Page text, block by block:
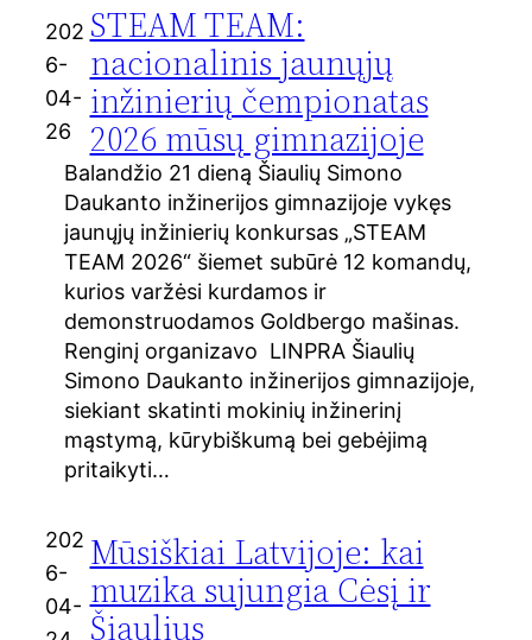
202
6-
04-
26
STEAM TEAM:
nacionalinis jaunųjų
inžinierių čempionatas
2026 mūsų gimnazijoje
Balandžio 21 dieną Šiaulių Simono
Daukanto inžinerijos gimnazijoje vykęs
jaunųjų inžinierių konkursas „STEAM
TEAM 2026“ šiemet subūrė 12 komandų,
kurios varžėsi kurdamos ir
demonstruodamos Goldbergo mašinas.
Renginį organizavo LINPRA Šiaulių
Simono Daukanto inžinerijos gimnazijoje,
siekiant skatinti mokinių inžinerinį
mąstymą, kūrybiškumą bei gebėjimą
pritaikyti…
202
6-
04-
Mūsiškiai Latvijoje: kai
muzika sujungia Cėsį ir
Šiaulius